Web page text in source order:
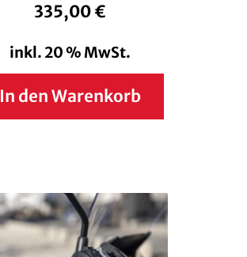
335,00€
inkl. 20 % MwSt.
In den Warenkorb